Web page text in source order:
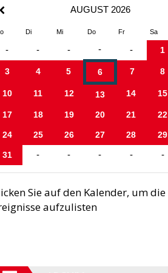
AUGUST 2026
Di Mi Do Fr Sa
- - - - - 1
3 4 5 6 7 8
10 11 12 13 14 15
17 18 19 20 21 22
24 25 26 27 28 29
31 - - - - -
Sie auf den Kalender, um die
aufzulisten